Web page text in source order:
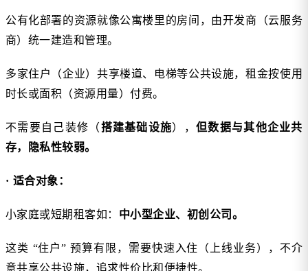
公有化部署的资源就像公寓楼里的房间，由开发商（云服务
商）统一建造和管理。
多家住户（企业）共享楼道、电梯等公共设施，租金按使用
时长或面积（资源用量）付费。
不需要自己装修（搭建基础设施）， 但数据与其他企业共
存，隐私性较弱。
· 适合对象：
小家庭或短期租客如： 中小型企业、初创公司。
这类 “住户” 预算有限，需要快速入住（上线业务），不介
意共享公共设施，追求性价比和便捷性。